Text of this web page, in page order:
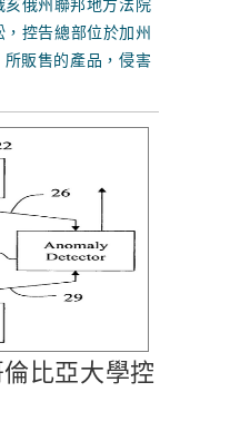
亥俄州聯邦地方法院
，控告總部位於加州
所販售的產品，侵害
比亞大學控